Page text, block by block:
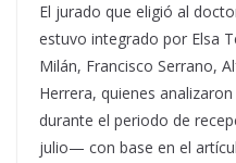
El jurado que eligió al
estuvo integrado por Elsa
Milán, Francisco Serrano,
Herrera, quienes
durante el periodo de
julio— con base en el